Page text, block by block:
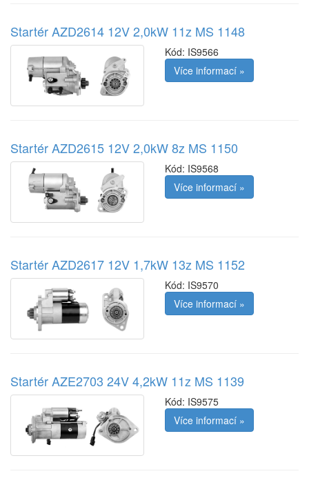
Startér AZD2614 12V 2,0kW 11z MS 1148
Kód: IS9566
Více informací »
Startér AZD2615 12V 2,0kW 8z MS 1150
Kód: IS9568
Více informací »
Startér AZD2617 12V 1,7kW 13z MS 1152
Kód: IS9570
Více informací »
Startér AZE2703 24V 4,2kW 11z MS 1139
Kód: IS9575
Více informací »